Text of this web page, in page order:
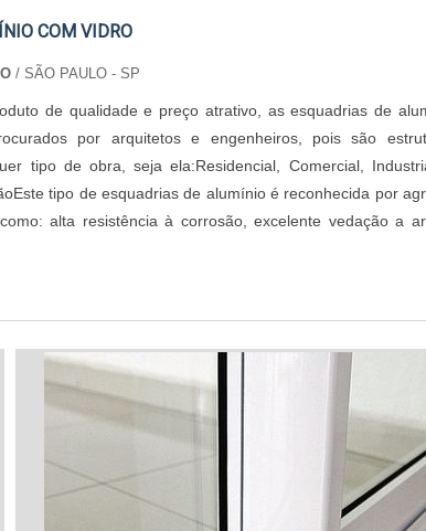
COM VIDRO
/ SÃO PAULO - SP
de qualidade e preço atrativo, as esquadrias de
por arquitetos e engenheiros, pois são
tipo de obra, seja ela:Residencial, Comercial,
tipo de esquadrias de alumínio é reconhecida por
alta resistência à corrosão, excelente vedação a